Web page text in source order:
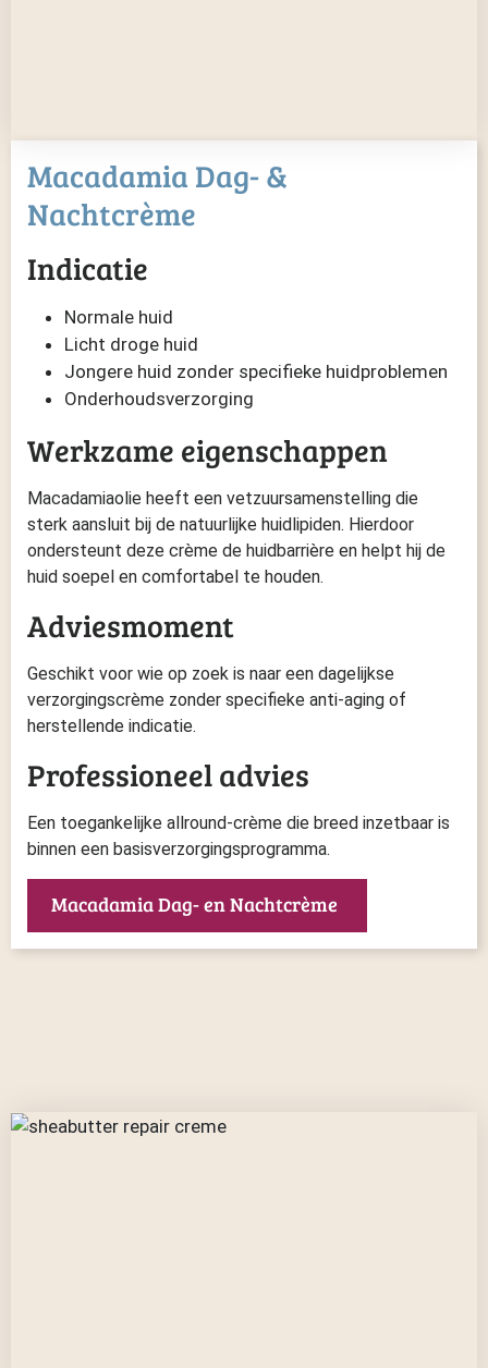
Macadamia Dag- &
Nachtcrème
Indicatie
Normale huid
Licht droge huid
Jongere huid zonder specifieke huidproblemen
Onderhoudsverzorging
Werkzame eigenschappen
Macadamiaolie heeft een vetzuursamenstelling die
sterk aansluit bij de natuurlijke huidlipiden. Hierdoor
ondersteunt deze crème de huidbarrière en helpt hij de
huid soepel en comfortabel te houden.
Adviesmoment
Geschikt voor wie op zoek is naar een dagelijkse
verzorgingscrème zonder specifieke anti-aging of
herstellende indicatie.
Professioneel advies
Een toegankelijke allround-crème die breed inzetbaar is
binnen een basisverzorgingsprogramma.
Macadamia Dag- en Nachtcrème